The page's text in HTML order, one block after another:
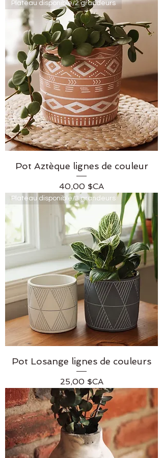
Plateau disponible/2 grandeurs
Pot Aztèque lignes de couleur
Prix
40,00 $CA
Plateau disponible/3 grandeurs
Pot Losange lignes de couleurs
Prix
25,00 $CA